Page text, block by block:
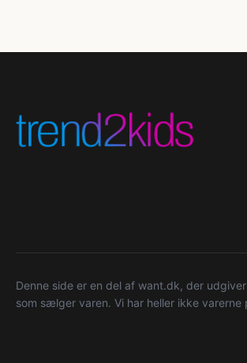
Denne side er en del af want.dk, der
som sælger varen. Vi har heller ikke varerne